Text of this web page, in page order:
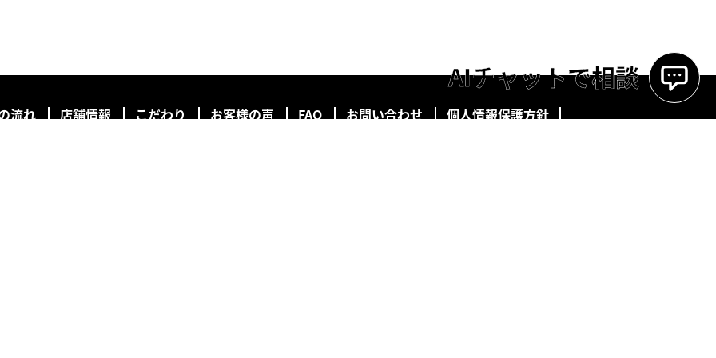
流れ 店舗情報 こだわり お客様の声 FAQ お問い合わせ 個人情報保護方針
AIチャットで相談